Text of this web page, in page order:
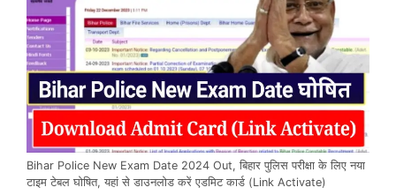
Bihar Police New Exam Date 2024 Out, बिहार पुलिस परीक्षा के लिए नया
टाइम टेबल घोषित, यहां से डाउनलोड करें एडमिट कार्ड (Link Activate)